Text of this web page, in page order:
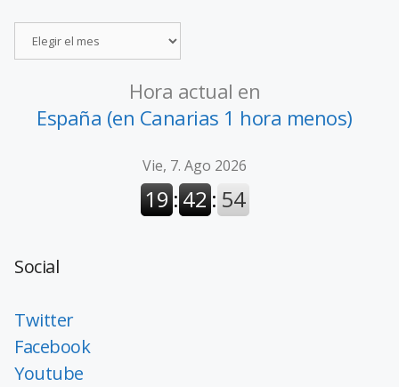
Hora actual en
España (en Canarias 1 hora menos)
Social
Twitter
Facebook
Youtube